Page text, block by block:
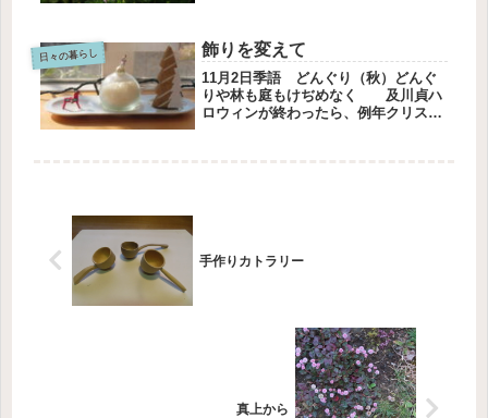
のですが、ここ二年くらいさぼって
い...
日々の暮らし 飾りを変えて
11月2日季語 どんぐり（秋）どんぐ
りや林も庭もけぢめなく 及川貞ハ
ロウィンが終わったら、例年クリスマ
手作りカトラリー
真上から